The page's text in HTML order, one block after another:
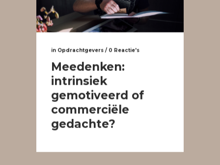
in Opdrachtgevers / 0 Reactie's
Meedenken:
intrinsiek
gemotiveerd of
commerciële
gedachte?